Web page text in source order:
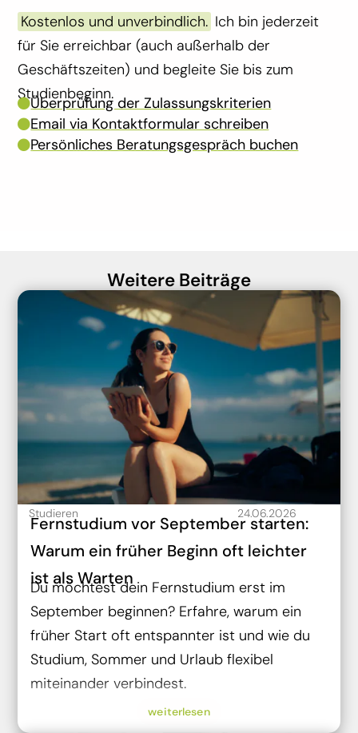
Kostenlos und unverbindlich. Ich bin jederzeit
für Sie erreichbar (auch außerhalb der
Geschäftszeiten) und begleite Sie bis zum
Studienbeginn.
Überprüfung der Zulassungskriterien
Email via Kontaktformular schreiben
Persönliches Beratungsgespräch buchen
Weitere Beiträge
Studieren 24.06.2026
Fernstudium vor September starten:
Warum ein früher Beginn oft leichter
ist als Warten
Du möchtest dein Fernstudium erst im
September beginnen? Erfahre, warum ein
früher Start oft entspannter ist und wie du
Studium, Sommer und Urlaub flexibel
miteinander verbindest.
weiterlesen